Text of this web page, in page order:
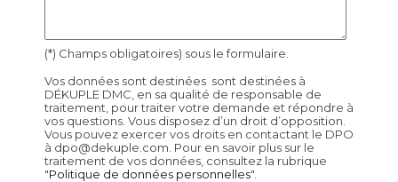
(*) Champs obligatoires) sous le formulaire.
Vos données sont destinées sont destinées à
DÉKUPLE DMC, en sa qualité de responsable de
traitement, pour traiter votre demande et répondre à
vos questions. Vous disposez d’un droit d’opposition.
Vous pouvez exercer vos droits en contactant le DPO
à dpo@dekuple.com. Pour en savoir plus sur le
traitement de vos données, consultez la rubrique
"Politique de données personnelles".